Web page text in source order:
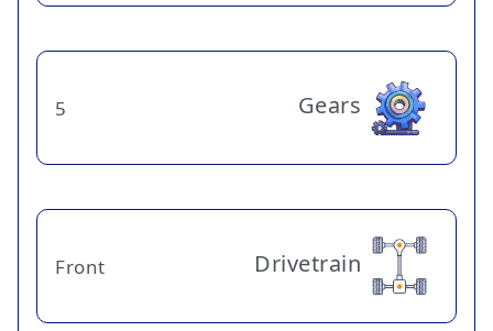
Gears
5
Drivetrain
Front